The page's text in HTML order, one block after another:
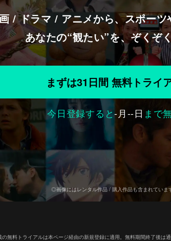
/ ドラマ / アニメから、スポーツ
あなたの“観たい”を、ぞくぞ
まずは31日間 無料トライ
今日登録すると-月--日 まで
◎画像にはレンタル作品 / 購入作品も含まれていま
無料トライアルは本ページ経由の新規登録に適用。無料期間終了後は通